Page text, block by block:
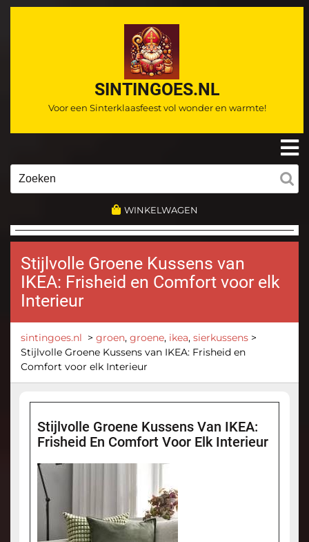
Ga
SINTINGOES.NL
Voor een Sinterklaasfeest vol wonder en warmte!
WINKELWAGEN
Stijlvolle Groene Kussens van
IKEA: Frisheid en Comfort voor elk
Interieur
sintingoes.nl > groen, groene, ikea, sierkussens >
Stijlvolle Groene Kussens van IKEA: Frisheid en
Comfort voor elk Interieur
Stijlvolle Groene Kussens Van IKEA:
Frisheid En Comfort Voor Elk Interieur